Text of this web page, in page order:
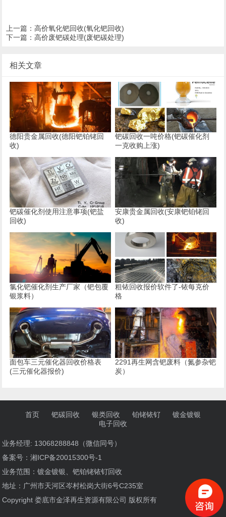
上一篇：高价氧化钯回收(氧化钯回收)
下一篇：高价废钯碳处理(废钯碳处理)
相关文章
德阳贵金属回收(德阳钯铂铑回
收)
钯碳回收一吨价格(钯碳催化剂
一克收购上涨)
钯碳催化剂使用注意事项(钯盐
回收)
安康贵金属回收(安康钯铂铑回
收)
氯化钯催化剂生产厂家（钯包覆
银浆料）
粗铱回收报价软件了-铱每克价
格
面包车三元催化器回收价格表
(三元催化器报价)
2291再生网含钯废料（氮参杂钯
炭）
首页 钯碳回收 银类回收 铂铑铱钌
镀金镀银
电子回收
业务经理: 13068288848（微信同号）
备案号：湘ICP备20015300号-1
业务范围：镀金镀银、钯铂铑铱钌回收
地址：广州市天河区岑村松岗大街6号C235室
Copyright 娄底市金泽再生资源有限公司 版权所有